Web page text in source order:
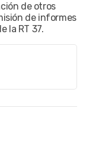
de otros
de informes
la RT 37.